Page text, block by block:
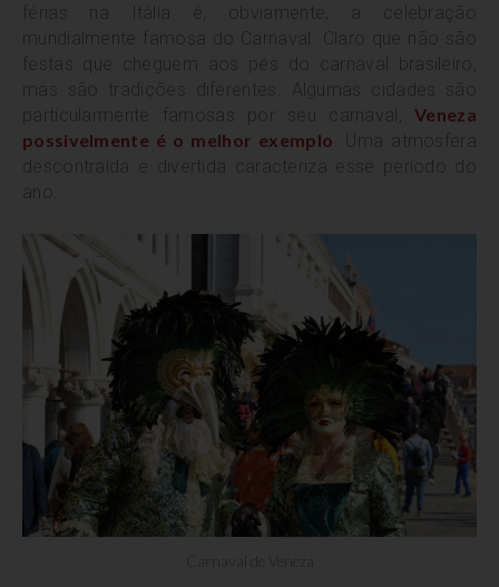
férias na Itália é, obviamente, a celebração
mundialmente famosa do Carnaval. Claro que não são
festas que cheguem aos pés do carnaval brasileiro,
mas são tradições diferentes. Algumas cidades são
particularmente famosas por seu carnaval,Veneza
possivelmente é o melhor exemplo . Uma atmosfera
descontraída e divertida caracteriza esse período do
ano.